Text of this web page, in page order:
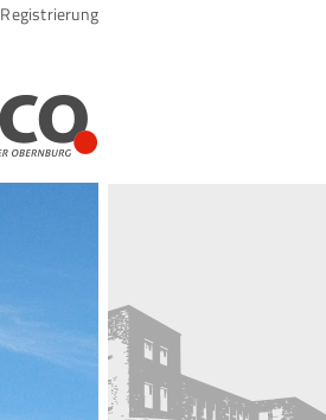
Navigation
überspringen
Registrierung